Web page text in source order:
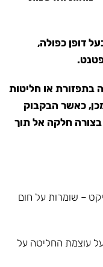
דופן כפולה,
או חליטות
כאשר הבקבוק
תזרום בצורה חלקה אל תוך
– שומרות על חום
עוצמת החליטה על